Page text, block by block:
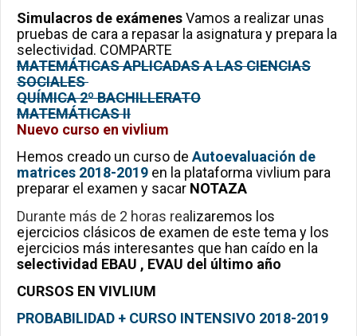
Simulacros de exámenesVamos a realizar unas
pruebas de cara a repasar la asignatura y prepara la
selectividad. COMPARTE
MATEMÁTICAS APLICADAS A LAS CIENCIAS
SOCIALES
QUÍMICA 2º BACHILLERATO
MATEMÁTICAS II
Nuevo curso en vivlium
Hemos creado un curso de Autoevaluación de
matrices 2018-2019 en la plataforma vivlium para
preparar el examen y sacar NOTAZA
Durante más de 2 horas realizaremos los
ejercicios clásicos de examen de este tema y los
ejercicios más interesantes que han caído en la
selectividad EBAU , EVAU del último año
CURSOS EN VIVLIUM
PROBABILIDAD + CURSO INTENSIVO 2018-2019